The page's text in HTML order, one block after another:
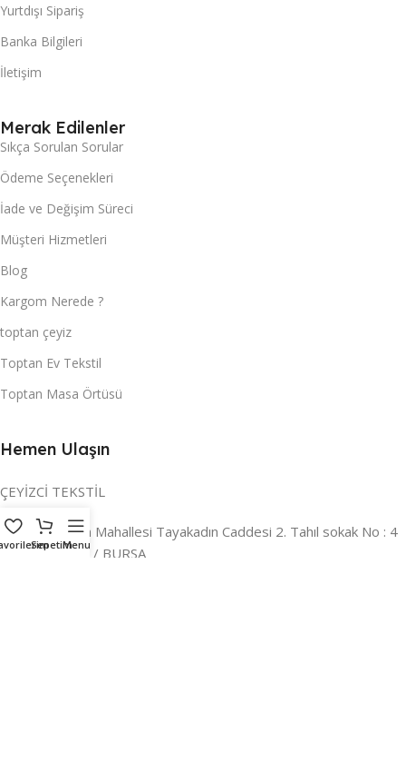
Yurtdışı Sipariş
Banka Bilgileri
İletişim
Merak Edilenler
Sıkça Sorulan Sorular
Ödeme Seçenekleri
İade ve Değişim Süreci
Müşteri Hizmetleri
Blog
Kargom Nerede ?
toptan çeyiz
Toptan Ev Tekstil
Toptan Masa Örtüsü
Hemen Ulaşın
ÇEYİZCİ TEKSTİL
Adres:Reyhan Mahallesi Tayakadın Caddesi 2. Tahıl sokak No : 4
/ a Osmangazi / BURSA
SepetimMenu